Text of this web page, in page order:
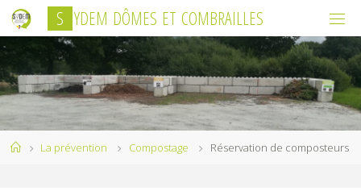
Skip
content
S YDEM DÔMES ET COMBRAIL L ES
HomeLa prévention Compostage Réservation de composteurs